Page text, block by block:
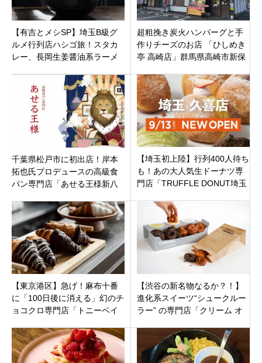
【有吉とメシSP】埼玉B級グ
ルメ行列店ハシゴ旅！スタカ
レー、長岡生姜醤油系ラーメ
超粗挽き炭火ハンバーグと手
作りチーズのお店 「ひしめき
亭 高崎店」群馬県高崎市新保
千葉県松戸市に初出店！岸本
拓也氏プロデュースの高級食
パン専門店「あせる王様新八
【埼玉初上陸】行列400人待ち
も！あの大人気生ドーナツ専
門店「TRUFFLE DONUT埼玉
プン！
【東京港区】急げ！麻布十番
に「100日後に消える」幻のチ
ョコクロ専門店「トニーベイ
【渋谷の新名物なるか？！】
進化系スイーツ“シュークルー
ラー” の専門店「クリーム オ